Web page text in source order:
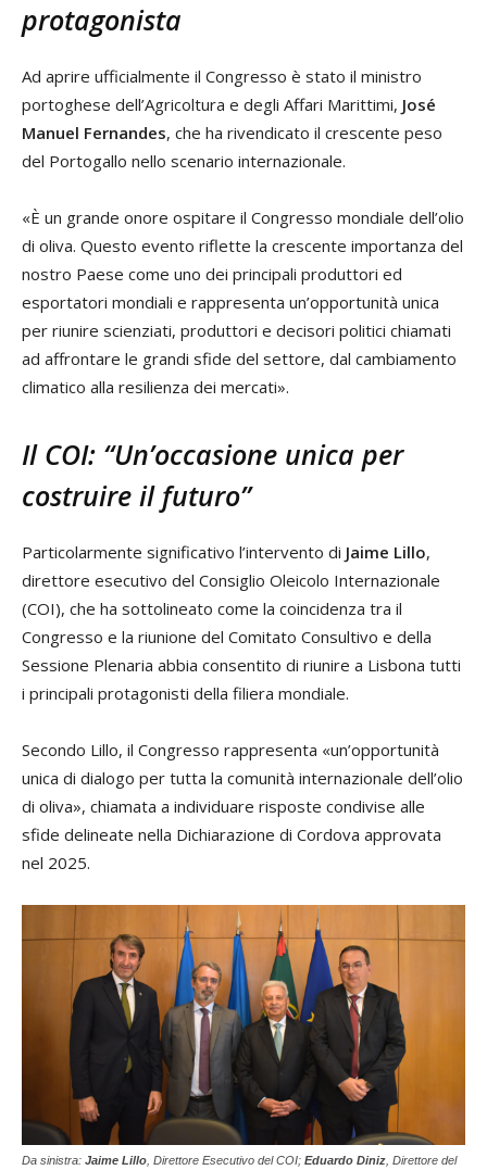
protagonista
Ad aprire ufficialmente il Congresso è stato il ministro
portoghese dell’Agricoltura e degli Affari Marittimi, José
Manuel Fernandes, che ha rivendicato il crescente peso
del Portogallo nello scenario internazionale.
«È un grande onore ospitare il Congresso mondiale dell’olio
di oliva. Questo evento riflette la crescente importanza del
nostro Paese come uno dei principali produttori ed
esportatori mondiali e rappresenta un’opportunità unica
per riunire scienziati, produttori e decisori politici chiamati
ad affrontare le grandi sfide del settore, dal cambiamento
climatico alla resilienza dei mercati».
Il COI: “Un’occasione unica per
costruire il futuro”
Particolarmente significativo l’intervento di Jaime Lillo,
direttore esecutivo del Consiglio Oleicolo Internazionale
(COI), che ha sottolineato come la coincidenza tra il
Congresso e la riunione del Comitato Consultivo e della
Sessione Plenaria abbia consentito di riunire a Lisbona tutti
i principali protagonisti della filiera mondiale.
Secondo Lillo, il Congresso rappresenta «un’opportunità
unica di dialogo per tutta la comunità internazionale dell’olio
di oliva», chiamata a individuare risposte condivise alle
sfide delineate nella Dichiarazione di Cordova approvata
nel 2025.
Da sinistra: Jaime Lillo , Direttore Esecutivo del COI; Eduardo Diniz , Direttore del